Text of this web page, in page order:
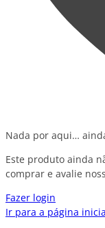
Nada por aqui…
Este produto ainda
comprar e avalie
Fazer login
Ir para a página